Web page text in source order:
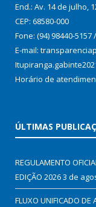
End.: Av. 14 de julho,
CEP: 68580-000
Fone: (94) 98440-5157
E-mail:
Horário de
ÚLTIMAS
REGULAMENTO
EDIÇÃO 20263 de
FLUXO UNIFICADO